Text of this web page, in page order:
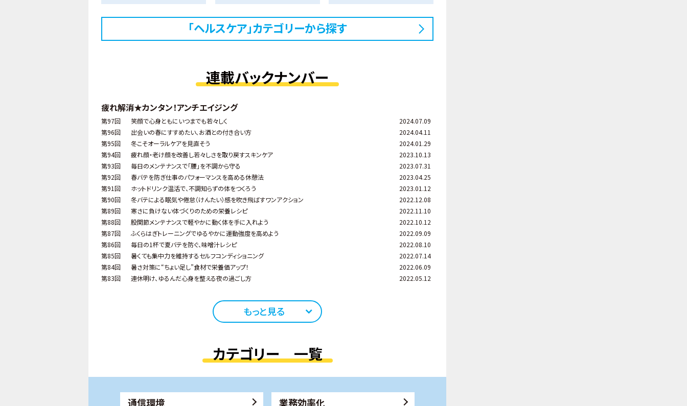
「ヘルスケア」カテゴリーから探す
連載バックナンバー
疲れ解消★カンタン！アンチエイジング
第97回 笑顔で心身ともにいつまでも若々しく
2024.07.09
第96回
出会いの春にすすめたい、お酒との付き合い方
2024.04.11
第95回
冬こそオーラルケアを見直そう
2024.01.29
第94回
疲れ顔・老け顔を改善し若々しさを取り戻すスキンケア
2023.10.13
第93回
毎日のメンテナンスで「腰」を不調から守る
2023.07.31
第92回
春バテを防ぎ仕事のパフォーマンスを高める休憩法
2023.04.25
第91回
ホットドリンク温活で、不調知らずの体をつくろう
2023.01.12
第90回
冬バテによる眠気や倦怠（けんたい）感を吹き飛ばすワンアクション
2022.12.08
第89回
寒さに負けない体づくりのための栄養レシピ
2022.11.10
第88回
股関節メンテナンスで軽やかに動く体を手に入れよう
2022.10.12
第87回
ふくらはぎトレーニングでゆるやかに運動強度を高めよう
2022.09.09
第86回
毎日の1杯で夏バテを防ぐ、味噌汁レシピ
2022.08.10
第85回
暑くても集中力を維持するセルフコンディショニング
2022.07.14
第84回
暑さ対策に“ちょい足し”食材で栄養価アップ！
2022.06.09
第83回
連休明け、ゆるんだ心身を整える夜の過ごし方 2022.05.12
もっと見る
カテゴリー 一覧
通信環境 業務効率化